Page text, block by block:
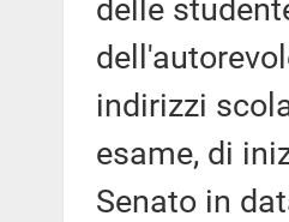
delle
indirizzi
esame, di
Senato in